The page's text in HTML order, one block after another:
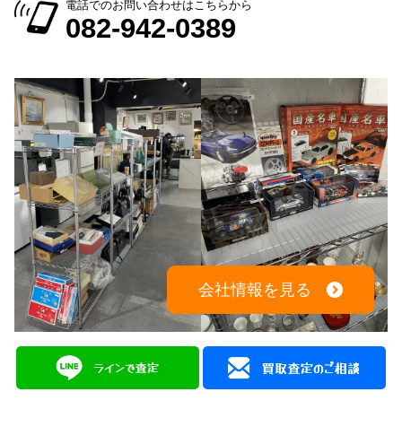
電話でのお問い合わせはこちらから
082-942-0389
会社情報を見る